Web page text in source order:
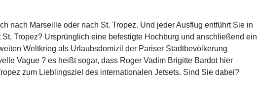
nach Marseille oder nach St. Tropez. Und jeder Ausflug entführt Sie in
Tropez? Ursprünglich eine befestigte Hochburg und anschließend ein
Weltkrieg als Urlaubsdomizil der Pariser Stadtbevölkerung
Vague ? es heißt sogar, dass Roger Vadim Brigitte Bardot hier
zum Lieblingsziel des internationalen Jetsets. Sind Sie dabei?